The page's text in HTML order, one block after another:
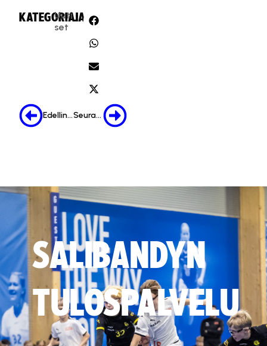
KATEGORIA:
Uuti
set
JAA:
Edellinen Seuraava
SALIBANDYN
TULOSPALVELU